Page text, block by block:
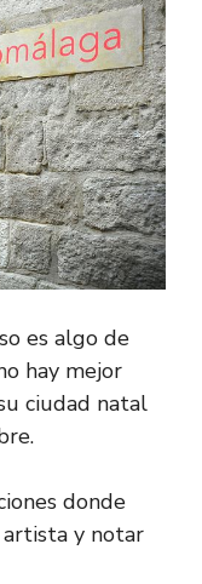
es algo de
hay mejor
ciudad natal
donde
y notar